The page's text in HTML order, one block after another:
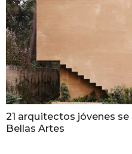
21 arquitectos jóvenes
Bellas Artes